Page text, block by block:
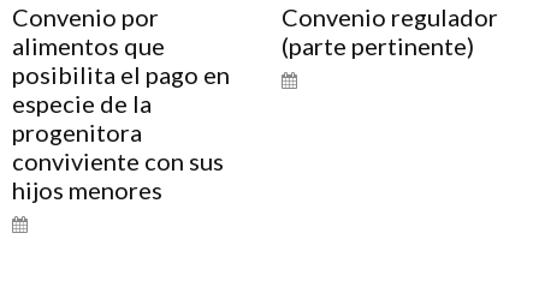
Convenio por
alimentos que
posibilita el pago en
especie de la
progenitora
conviviente con sus
hijos menores
Convenio regulador
(parte pertinente)